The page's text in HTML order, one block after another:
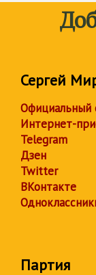
Сергей
Официальный
Интернет-
Telegram
Дзен
Twitter
ВКонтакте
Партия